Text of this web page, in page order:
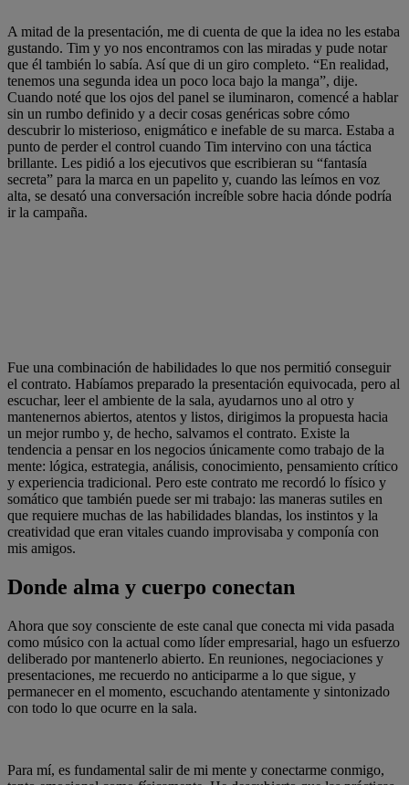
A mitad de la presentación, me di cuenta de que la idea no les estaba
gustando. Tim y yo nos encontramos con las miradas y pude notar
que él también lo sabía. Así que di un giro completo. “En realidad,
tenemos una segunda idea un poco loca bajo la manga”, dije.
Cuando noté que los ojos del panel se iluminaron, comencé a hablar
sin un rumbo definido y a decir cosas genéricas sobre cómo
descubrir lo misterioso, enigmático e inefable de su marca. Estaba a
punto de perder el control cuando Tim intervino con una táctica
brillante. Les pidió a los ejecutivos que escribieran su “fantasía
secreta” para la marca en un papelito y, cuando las leímos en voz
alta, se desató una conversación increíble sobre hacia dónde podría
ir la campaña.
Fue una combinación de habilidades lo que nos permitió conseguir
el contrato. Habíamos preparado la presentación equivocada, pero al
escuchar, leer el ambiente de la sala, ayudarnos uno al otro y
mantenernos abiertos, atentos y listos, dirigimos la propuesta hacia
un mejor rumbo y, de hecho, salvamos el contrato. Existe la
tendencia a pensar en los negocios únicamente como trabajo de la
mente: lógica, estrategia, análisis, conocimiento, pensamiento crítico
y experiencia tradicional. Pero este contrato me recordó lo físico y
somático que también puede ser mi trabajo: las maneras sutiles en
que requiere muchas de las habilidades blandas, los instintos y la
creatividad que eran vitales cuando improvisaba y componía con
mis amigos.
Donde alma y cuerpo conectan
Ahora que soy consciente de este canal que conecta mi vida pasada
como músico con la actual como líder empresarial, hago un esfuerzo
deliberado por mantenerlo abierto. En reuniones, negociaciones y
presentaciones, me recuerdo no anticiparme a lo que sigue, y
permanecer en el momento, escuchando atentamente y sintonizado
con todo lo que ocurre en la sala.
Para mí, es fundamental salir de mi mente y conectarme conmigo,